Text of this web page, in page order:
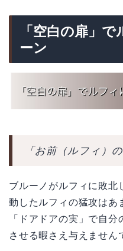
「空白の扉」
ーン
「お前（ルフィ）
ブルーノがルフィに敗北
動したルフィの猛攻はあ
「ドアドアの実」で自
させる暇さえ与えません